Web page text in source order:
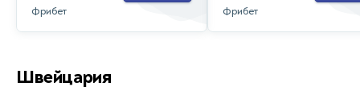
Фрибет Фрибет
Швейцария